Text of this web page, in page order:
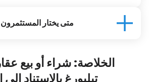
متى يختار
الخلاصة: شراء أو بيع
تيلبورغ بالاستناد